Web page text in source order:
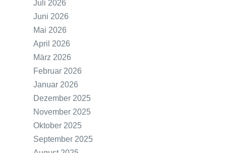
Juli 2026
Juni 2026
Mai 2026
April 2026
März 2026
Februar 2026
Januar 2026
Dezember 2025
November 2025
Oktober 2025
September 2025